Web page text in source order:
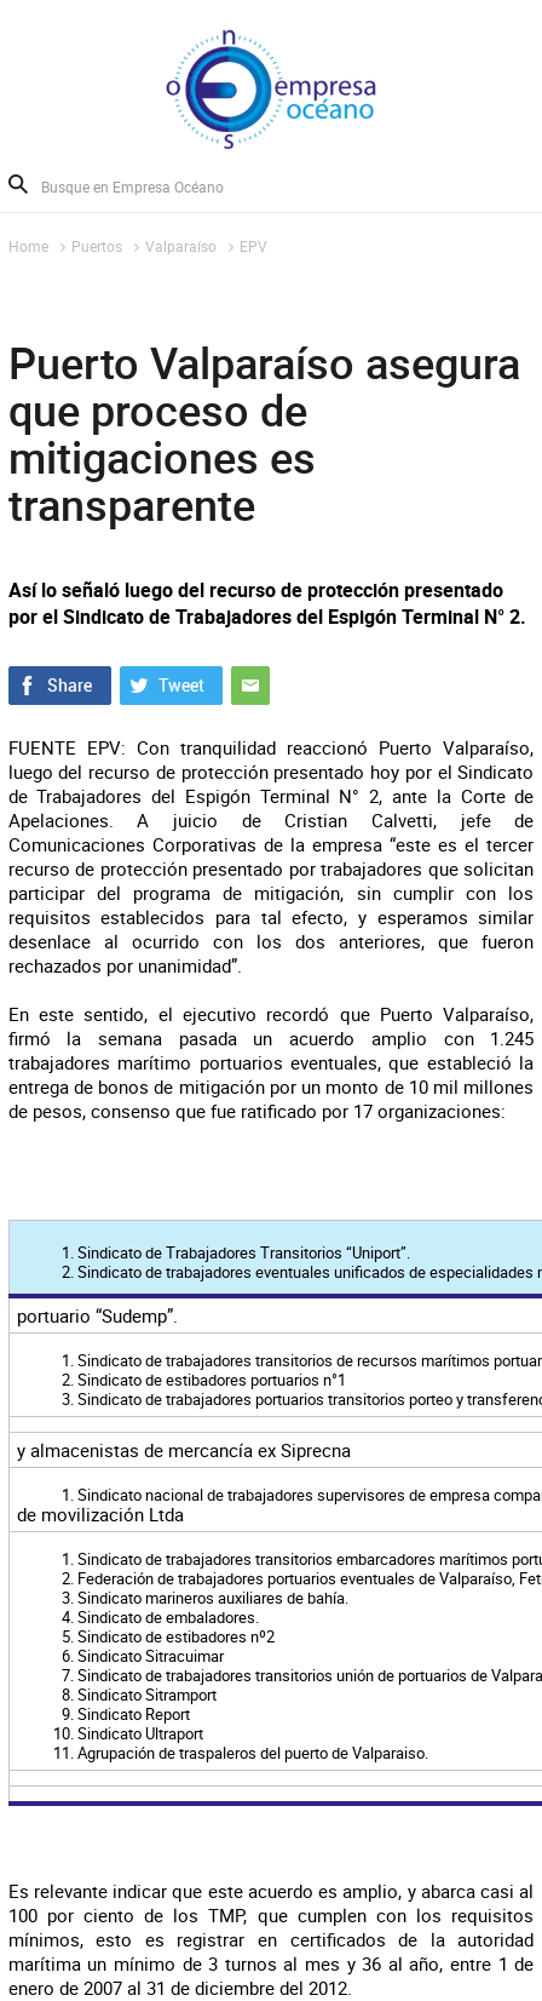
Home Puertos Valparaíso EPV
Puerto Valparaíso asegura
que proceso de
mitigaciones es
transparente
Así lo señaló luego del recurso de protección presentado
por el Sindicato de Trabajadores del Espigón Terminal N° 2.
FUENTE EPV: Con tranquilidad reaccionó Puerto Valparaíso,
luego del recurso de protección presentado hoy por el Sindicato
de Trabajadores del Espigón Terminal N° 2, ante la Corte de
Apelaciones. A juicio de Cristian Calvetti, jefe de
Comunicaciones Corporativas de la empresa “este es el tercer
recurso de protección presentado por trabajadores que solicitan
participar del programa de mitigación, sin cumplir con los
requisitos establecidos para tal efecto, y esperamos similar
desenlace al ocurrido con los dos anteriores, que fueron
rechazados por unanimidad”.
En este sentido, el ejecutivo recordó que Puerto Valparaíso,
firmó la semana pasada un acuerdo amplio con 1.245
trabajadores marítimo portuarios eventuales, que estableció la
entrega de bonos de mitigación por un monto de 10 mil millones
de pesos, consenso que fue ratificado por 17 organizaciones:
Sindicato de Trabajadores Transitorios “Uniport”.
Sindicato de trabajadores eventuales unificados de especialidades
portuario “Sudemp”.
Sindicato de trabajadores transitorios de recursos marítimos
Sindicato de estibadores portuarios n°1
Sindicato de trabajadores portuarios transitorios porteo y
y almacenistas de mercancía ex Siprecna
Sindicato nacional de trabajadores supervisores de empresa
de movilización Ltda
Sindicato de trabajadores transitorios embarcadores marítimos
Federación de trabajadores portuarios eventuales de Valparaíso,
Sindicato marineros auxiliares de bahía.
Sindicato de embaladores.
Sindicato de estibadores nº2
Sindicato Sitracuimar
Sindicato de trabajadores transitorios unión de portuarios de
Sindicato Sitramport
Sindicato Report
Sindicato Ultraport
Agrupación de traspaleros del puerto de Valparaiso.
Es relevante indicar que este acuerdo es amplio, y abarca casi al
100 por ciento de los TMP, que cumplen con los requisitos
mínimos, esto es registrar en certificados de la autoridad
marítima un mínimo de 3 turnos al mes y 36 al año, entre 1 de
enero de 2007 al 31 de diciembre del 2012.